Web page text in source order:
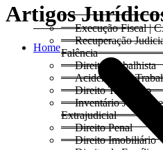
Execução Fiscal |
Recuperação
Falência
Direito Trabalhista
Acidentes do
Direito Tributário
Inventário Judicial e
Extrajudicial
Direito Penal
Direito Imobiliário
Artigos
Home